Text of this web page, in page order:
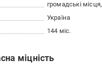
громадські місця
Україна
144 міс.
міцність